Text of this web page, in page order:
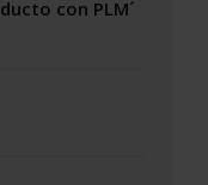
con PLM´